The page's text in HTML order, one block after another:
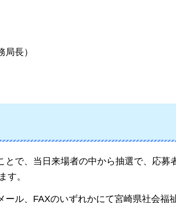
長）
とで、当日来場者の中から抽選で、応募
す。
ル、FAXのいずれかにて宮崎県社会福